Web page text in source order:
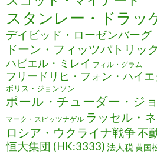
スタンレー・ドラッ
デイビッド・ローゼンバーグ
ドーン・フィッツパトリック
ハビエル・ミレイ フィル・グラム
フリードリヒ・フォン・ハイエ
ボリス・ジョンソン
ポール・チューダー・ジ
マーク・スピッツナゲル ラッセル・
ロシア・ウクライナ戦争不
恒大集団 (HK:3333) 法人税黄国